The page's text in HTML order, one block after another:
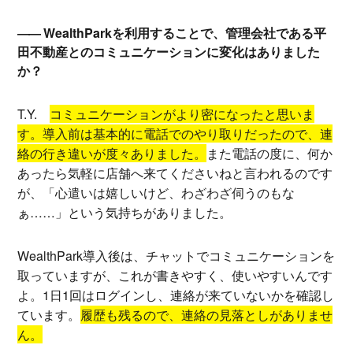
WealthParkを利用することで、管理会社である平
田不動産とのコミュニケーションに変化はありました
か？
T.Y.
コミュニケーションがより密になったと思いま
す。導入前は基本的に電話でのやり取りだったので、連
絡の行き違いが度々ありました。
また電話の度に、何か
あったら気軽に店舗へ来てくださいねと言われるのです
が、「心遣いは嬉しいけど、わざわざ伺うのもな
ぁ……」という気持ちがありました。
WealthPark導入後は、チャットでコミュニケーションを
取っていますが、これが書きやすく、使いやすいんです
よ。1日1回はログインし、連絡が来ていないかを確認し
ています。 履歴も残るので、連絡の見落としがありませ
ん。